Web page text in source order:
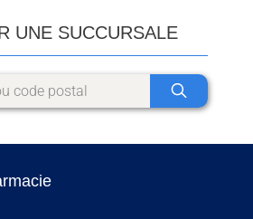
UNE SUCCURSALE